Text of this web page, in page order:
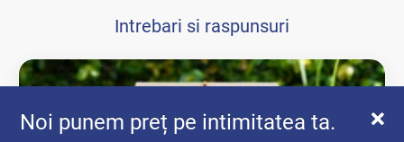
Intrebari si raspunsuri
Noi punem preț pe intimitatea ta.